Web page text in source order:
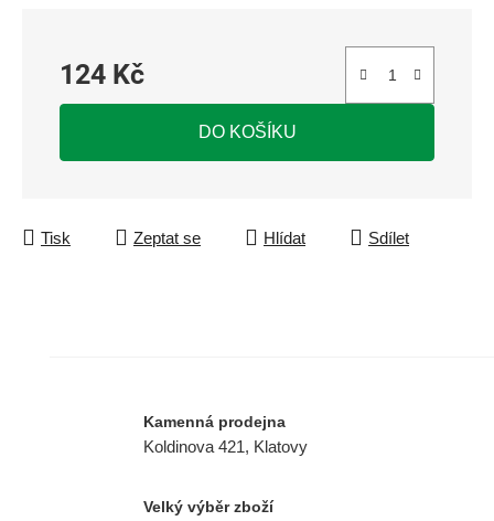
124 Kč
Měrná cena:
DO KOŠÍKU
Tisk Zeptat se Hlídat Sdílet
Kamenná prodejna
Koldinova 421, Klatovy
Velký výběr zboží